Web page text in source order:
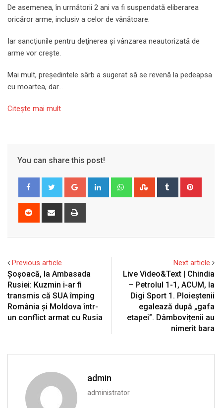
De asemenea, în următorii 2 ani va fi suspendată eliberarea
oricăror arme, inclusiv a celor de vânătoare.
Iar sancţiunile pentru deţinerea şi vânzarea neautorizată de
arme vor creşte.
Mai mult, președintele sârb a sugerat să se revenă la pedeapsa
cu moartea, dar…
Citeşte mai mult
You can share this post!
Google+ LinkedIn WhatsappStumbleUpon
Tumblr
Reddit
Share
Previous article
Șoșoacă, la Ambasada
Rusiei: Kuzmin i-ar fi
transmis că SUA împing
România și Moldova într-
un conflict armat cu Rusia
Next article
Live Video&Text | Chindia
– Petrolul 1-1, ACUM, la
Digi Sport 1. Ploieștenii
egalează după „gafa
etapei”. Dâmbovițenii au
nimerit bara
admin
administrator